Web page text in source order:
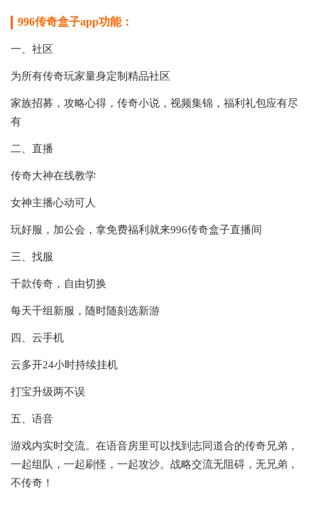
996传奇盒子app功能：
一、社区
为所有传奇玩家量身定制精品社区
家族招募，攻略心得，传奇小说，视频集锦，福利礼包应有尽
有
二、直播
传奇大神在线教学
女神主播心动可人
玩好服，加公会，拿免费福利就来996传奇盒子直播间
三、找服
千款传奇，自由切换
每天千组新服，随时随刻选新游
四、云手机
云多开24小时持续挂机
打宝升级两不误
五、语音
游戏内实时交流。在语音房里可以找到志同道合的传奇兄弟，
一起组队，一起刷怪，一起攻沙。战略交流无阻碍，无兄弟，
不传奇！